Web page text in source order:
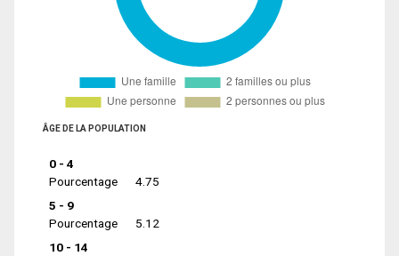
ÂGE DE LA POPULATION
0 - 4
Pourcentage
4.75
5 - 9
Pourcentage
5.12
10 - 14